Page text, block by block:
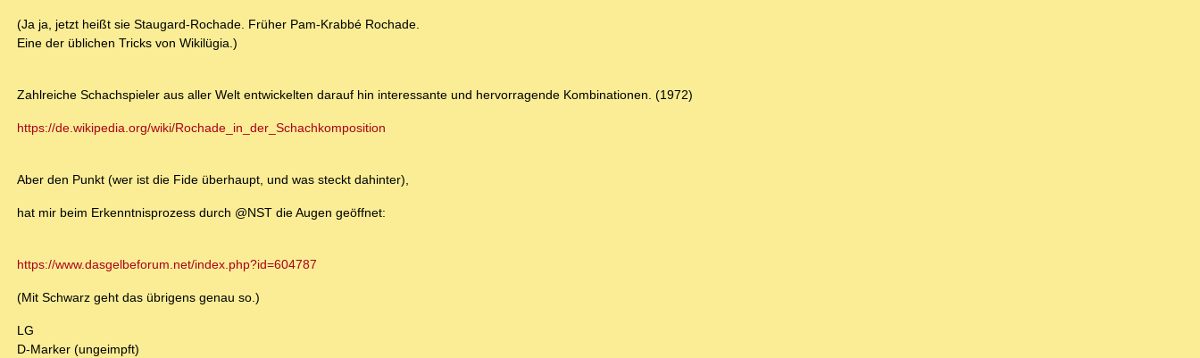
(Ja ja, jetzt heißt sie Staugard-Rochade. Früher Pam-Krabbé Rochade.
Eine der üblichen Tricks von Wikilügia.)
Zahlreiche Schachspieler aus aller Welt entwickelten darauf hin interessante und hervorragende Kombinationen. (1972)
https://de.wikipedia.org/wiki/Rochade_in_der_Schachkomposition
Aber den Punkt (wer ist die Fide überhaupt, und was steckt dahinter),
hat mir beim Erkenntnisprozess durch @NST die Augen geöffnet:
https://www.dasgelbeforum.net/index.php?id=604787
(Mit Schwarz geht das übrigens genau so.)
LG
D-Marker (ungeimpft)